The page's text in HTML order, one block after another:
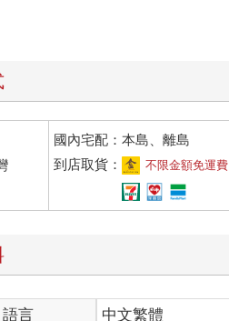
時候
一座森林
火，一個人
中心
好
狀美麗的夢境
國內宅配：本島、離島
到店取貨：
不限金額免運費
語言 中文繁體